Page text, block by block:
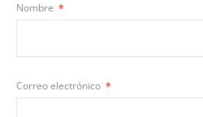
Nombre *
Correo electrónico *